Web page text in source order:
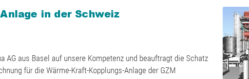
in der Schweiz
AG aus Basel auf unsere Kompetenz und beauftragt die Schatz
für die Wärme-Kraft-Kopplungs-Anlage der GZM